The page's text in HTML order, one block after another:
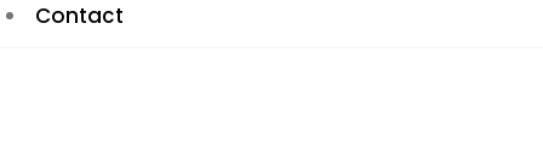
Contact